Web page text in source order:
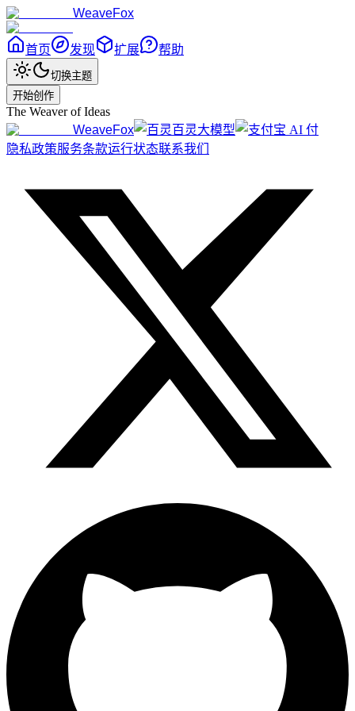
WeaveFox
首页 发现 扩展 帮助
切换主题
开始创作
The Weaver of Ideas
WeaveFox
百灵大模型
隐私政策服务条款运行状态联系我们